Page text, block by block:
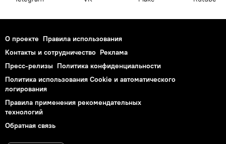
О проекте Правила использования
Контакты и сотрудничество Реклама
Пресс-релизы Политика конфиденциальности
Политика использования Cookie и автоматического
логирования
Правила применения рекомендательных
технологий
Обратная связь